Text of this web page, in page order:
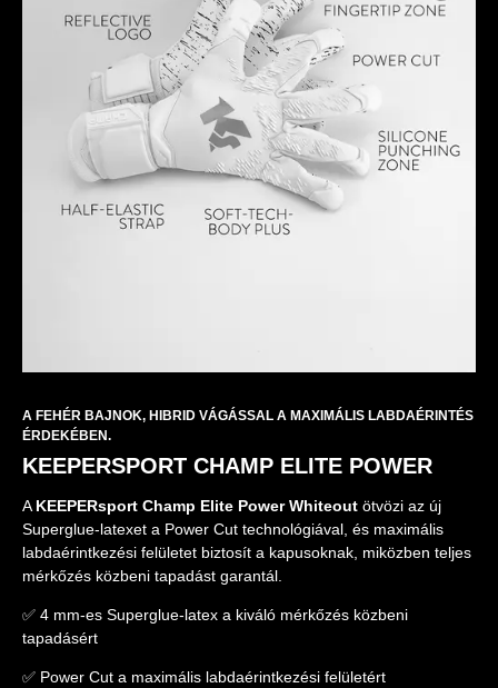
A FEHÉR BAJNOK, HIBRID VÁGÁSSAL A MAXIMÁLIS LABDAÉRINTÉS
ÉRDEKÉBEN.
KEEPERSPORT CHAMP ELITE POWER
A KEEPERsport Champ Elite Power Whiteout ötvözi az új
Superglue-latexet a Power Cut technológiával, és maximális
labdaérintkezési felületet biztosít a kapusoknak, miközben teljes
mérkőzés közbeni tapadást garantál.
✅ 4 mm-es Superglue-latex a kiváló mérkőzés közbeni
tapadásért
✅ Power Cut a maximális labdaérintkezési felületért